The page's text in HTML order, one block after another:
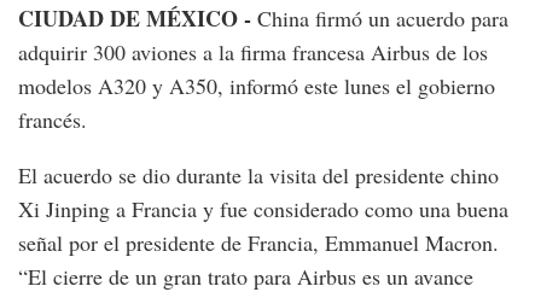
CIUDAD DE MÉXICO - China firmó un acuerdo para
adquirir 300 aviones a la firma francesa Airbus de los
modelos A320 y A350, informó este lunes el gobierno
francés.
El acuerdo se dio durante la visita del presidente chino
Xi Jinping a Francia y fue considerado como una buena
señal por el presidente de Francia, Emmanuel Macron.
“El cierre de un gran trato para Airbus es un avance